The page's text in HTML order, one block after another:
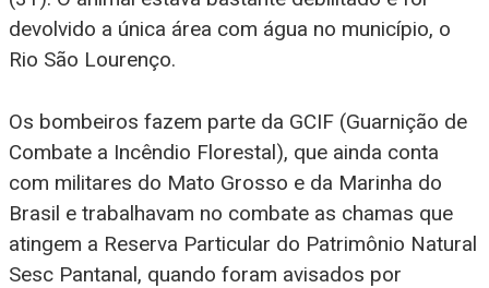
devolvido a única área com água no município, o
Rio São Lourenço.
Os bombeiros fazem parte da GCIF (Guarnição de
Combate a Incêndio Florestal), que ainda conta
com militares do Mato Grosso e da Marinha do
Brasil e trabalhavam no combate as chamas que
atingem a Reserva Particular do Patrimônio Natural
Sesc Pantanal, quando foram avisados por